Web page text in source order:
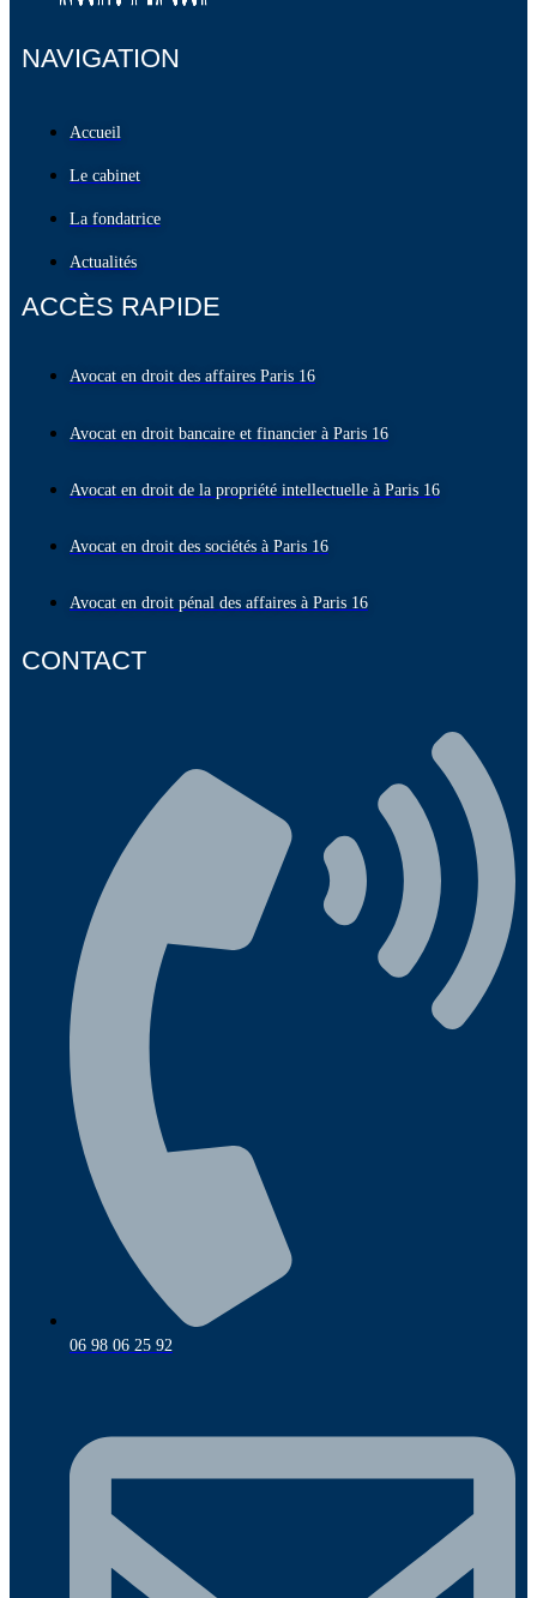
NAVIGATION
Accueil
Le cabinet
La fondatrice
Actualités
ACCÈS RAPIDE
Avocat en droit des affaires Paris 16
Avocat en droit bancaire et financier à Paris 16
Avocat en droit de la propriété intellectuelle à Paris 16
Avocat en droit des sociétés à Paris 16
Avocat en droit pénal des affaires à Paris 16
CONTACT
06 98 06 25 92